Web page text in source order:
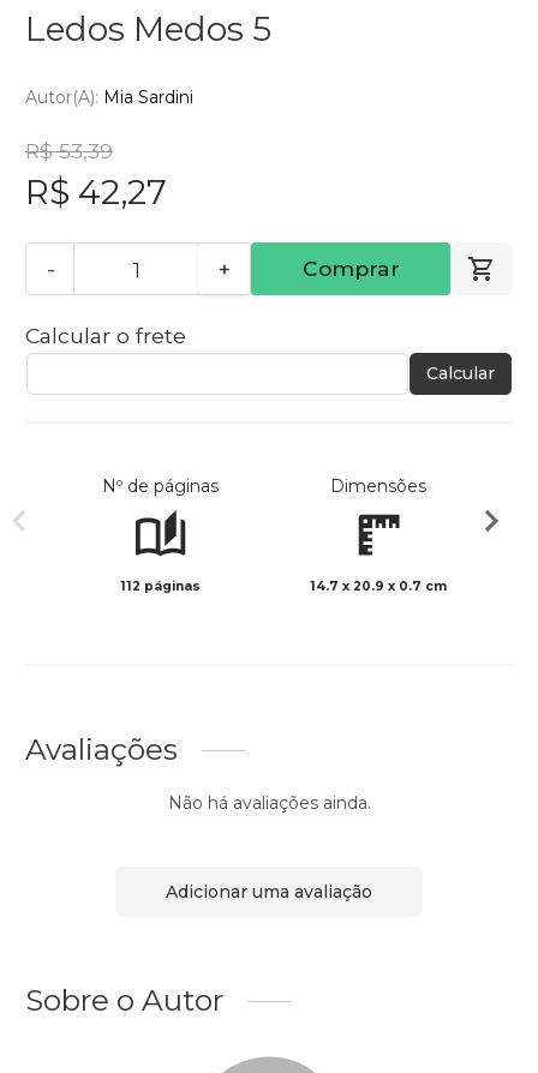
Ledos Medos 5
Autor(a): Mia Sardini
R$ 53,39
R$ 42,27
- + Comprar
Calcular o frete
Calcular
Nº de páginas
112 páginas
Dimensões
14.7 x 20.9 x 0.7 cm
Avaliações
Não há avaliações ainda.
Adicionar uma avaliação
Sobre o Autor